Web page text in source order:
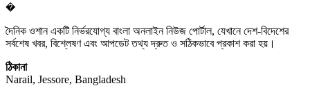
�
দৈনিক ওশান একটি নির্ভরযোগ্য বাংলা অনলাইন নিউজ পোর্টাল, যেখানে দেশ-বিদেশের
সর্বশেষ খবর, বিশ্লেষণ এবং আপডেট তথ্য দ্রুত ও সঠিকভাবে প্রকাশ করা হয়।
ঠিকানা
Narail, Jessore, Bangladesh